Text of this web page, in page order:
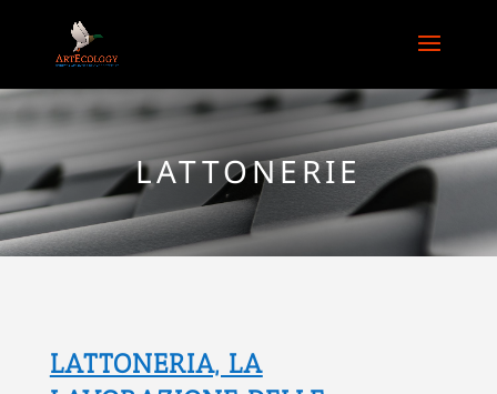
LATTONERIE
LATTONERIA, LA